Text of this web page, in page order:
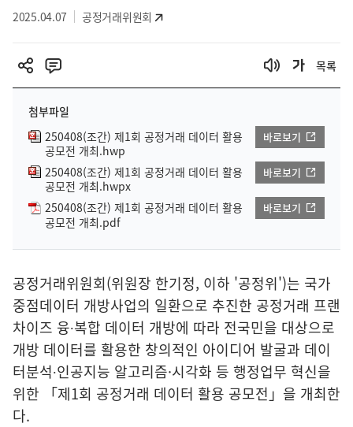
2025.04.07 공정거래위원회
목록
첨부파일
250408(조간) 제1회 공정거래 데이터 활용
공모전 개최.hwp
바로보기
250408(조간) 제1회 공정거래 데이터 활용
공모전 개최.hwpx
바로보기
250408(조간) 제1회 공정거래 데이터 활용
공모전 개최.pdf
바로보기
공정거래위원회(위원장 한기정, 이하 '공정위')는 국가
중점데이터 개방사업의 일환으로 추진한 공정거래 프랜
차이즈 융∙복합 데이터 개방에 따라 전국민을 대상으로
개방 데이터를 활용한 창의적인 아이디어 발굴과 데이
터분석∙인공지능 알고리즘·시각화 등 행정업무 혁신을
위한 「제1회 공정거래 데이터 활용 공모전」을 개최한
다.